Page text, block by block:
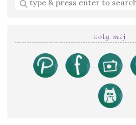
a
volg mij